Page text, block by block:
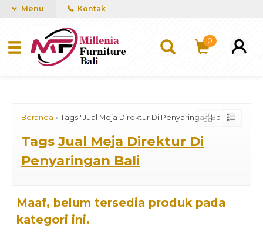
mUCn7CwGawCVTvwq7a99f4AgACOVgZvYEW65FFSDBf0
Menu Kontak
0
Beranda » Tags "Jual Meja Direktur Di Penyaringan Bali"
Tags Jual Meja Direktur Di
Penyaringan Bali
Maaf, belum tersedia produk pada
kategori ini.